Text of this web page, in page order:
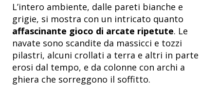
L’intero ambiente, dalle pareti bianche e
grigie, si mostra con un intricato quanto
affascinante gioco di arcate ripetute. Le
navate sono scandite da massicci e tozzi
pilastri, alcuni crollati a terra e altri in parte
erosi dal tempo, e da colonne con archi a
ghiera che sorreggono il soffitto.